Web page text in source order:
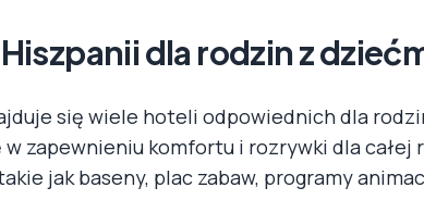
dla rodzin z
się wiele hoteli odpowiednich dla
zapewnieniu komfortu i rozrywki dla całej
jak baseny, plac zabaw, programy